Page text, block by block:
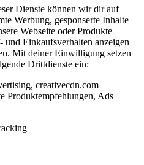
Dienste können wir dir auf
Werbung, gesponserte Inhalte
Webseite oder Produkte
und Einkaufsverhalten anzeigen
Mit deiner Einwilligung setzen
Drittdienste ein:
creativecdn.com
Produktempfehlungen, Ads